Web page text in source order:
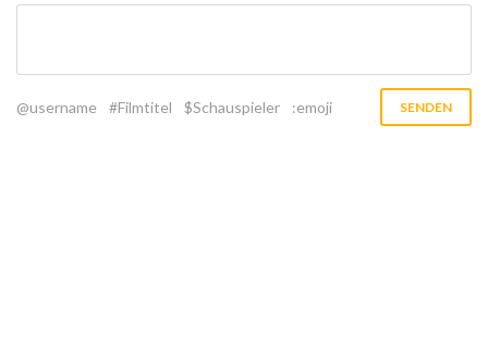
@username #Filmtitel $Schauspieler :emoji